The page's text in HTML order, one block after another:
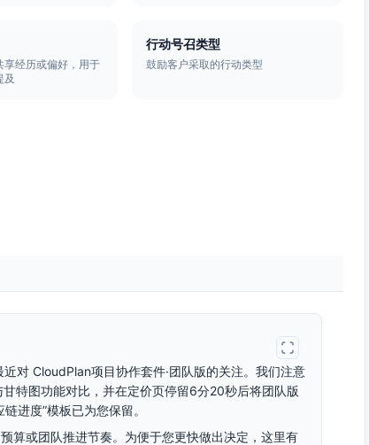
享经历或偏好，用于
及
行动号召类型
鼓励客户采取的行动类型
对 CloudPlan项目协作套件·团队版的关注。我们注意
特图功能对比，并在定价页停留6分20秒后将团队版
进度”模板已为您保留。
算或团队推进节奏。为便于您更快做出决定，这里有